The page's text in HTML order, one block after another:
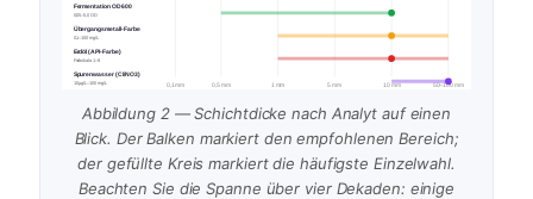
0,1 mm 0,5 mm 1 mm 5 mm 10 mm 50–100 mm
Fermentation OD600
0,05–5,0 OD
Übergangsmetall-Farbe
0,1–100 mg/L
Erdöl (API-Farbe)
Farbskala 1–8
Spurenwasser (Cl/NO3)
10 µg/L–100 mg/L
Abbildung 2 — Schichtdicke nach Analyt auf einen
Blick. Der Balken markiert den empfohlenen Bereich;
der gefüllte Kreis markiert die häufigste Einzelwahl.
Beachten Sie die Spanne über vier Dekaden: einige